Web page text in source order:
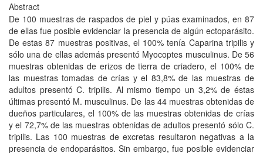
Abstract
De 100 muestras de raspados de piel y púas examinados, en 87
de ellas fue posible evidenciar la presencia de algún ectoparásito.
De estas 87 muestras positivas, el 100% tenía Caparina tripilis y
sólo una de ellas además presentó Myocoptes musculinus. De 56
muestras obtenidas de erizos de tierra de criadero, el 100% de
las muestras tomadas de crías y el 83,8% de las muestras de
adultos presentó C. tripilis. Al mismo tiempo un 3,2% de éstas
últimas presentó M. musculinus. De las 44 muestras obtenidas de
dueños particulares, el 100% de las muestras obtenidas de crías
y el 72,7% de las muestras obtenidas de adultos presentó sólo C.
tripilis. Las 100 muestras de excretas resultaron negativas a la
presencia de endoparásitos. Sin embargo, fue posible evidenciar